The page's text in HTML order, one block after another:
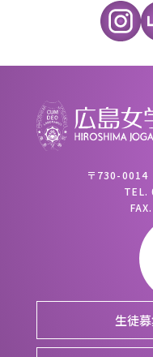
〒730-0014
TEL.
FAX.
生徒